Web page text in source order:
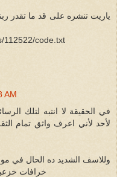
ياريت تنشره على قد ما تقدر
112522/code.txt
AM
في الحقيقة لا انتبه لتلك
لأحد لأني اعرف واثق تمام
وللاسف الشديد ده الحال في
خرافات